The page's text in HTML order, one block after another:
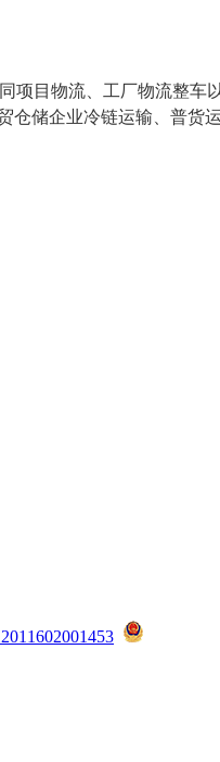
项目物流、工厂物流整车
贸仓储企业冷链运输、普